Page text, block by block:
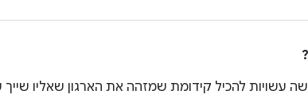
?
עשויות להכיל קידומת שמזהה את הארגון שאליו שייך